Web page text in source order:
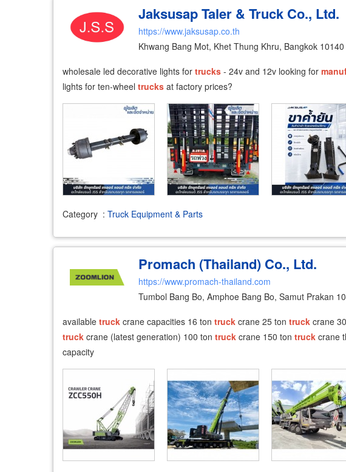
Jaksusap Taler & Truck Co., Ltd.
https://www.jaksusap.co.th
Khwang Bang Mot, Khet Thung Khru, Bangkok 10140
wholesale led decorative lights for trucks - 24v and 12v looking for
lights for ten-wheel trucks at factory prices?
Category : Truck Equipment & Parts
Promach (Thailand) Co., Ltd.
https://www.promach-thailand.com
Tumbol Bang Bo, Amphoe Bang Bo, Samut Prakan
available truck crane capacities 16 ton truck crane 25 ton truck crane
truck crane (latest generation) 100 ton truck crane 150 ton truck crane
capacity